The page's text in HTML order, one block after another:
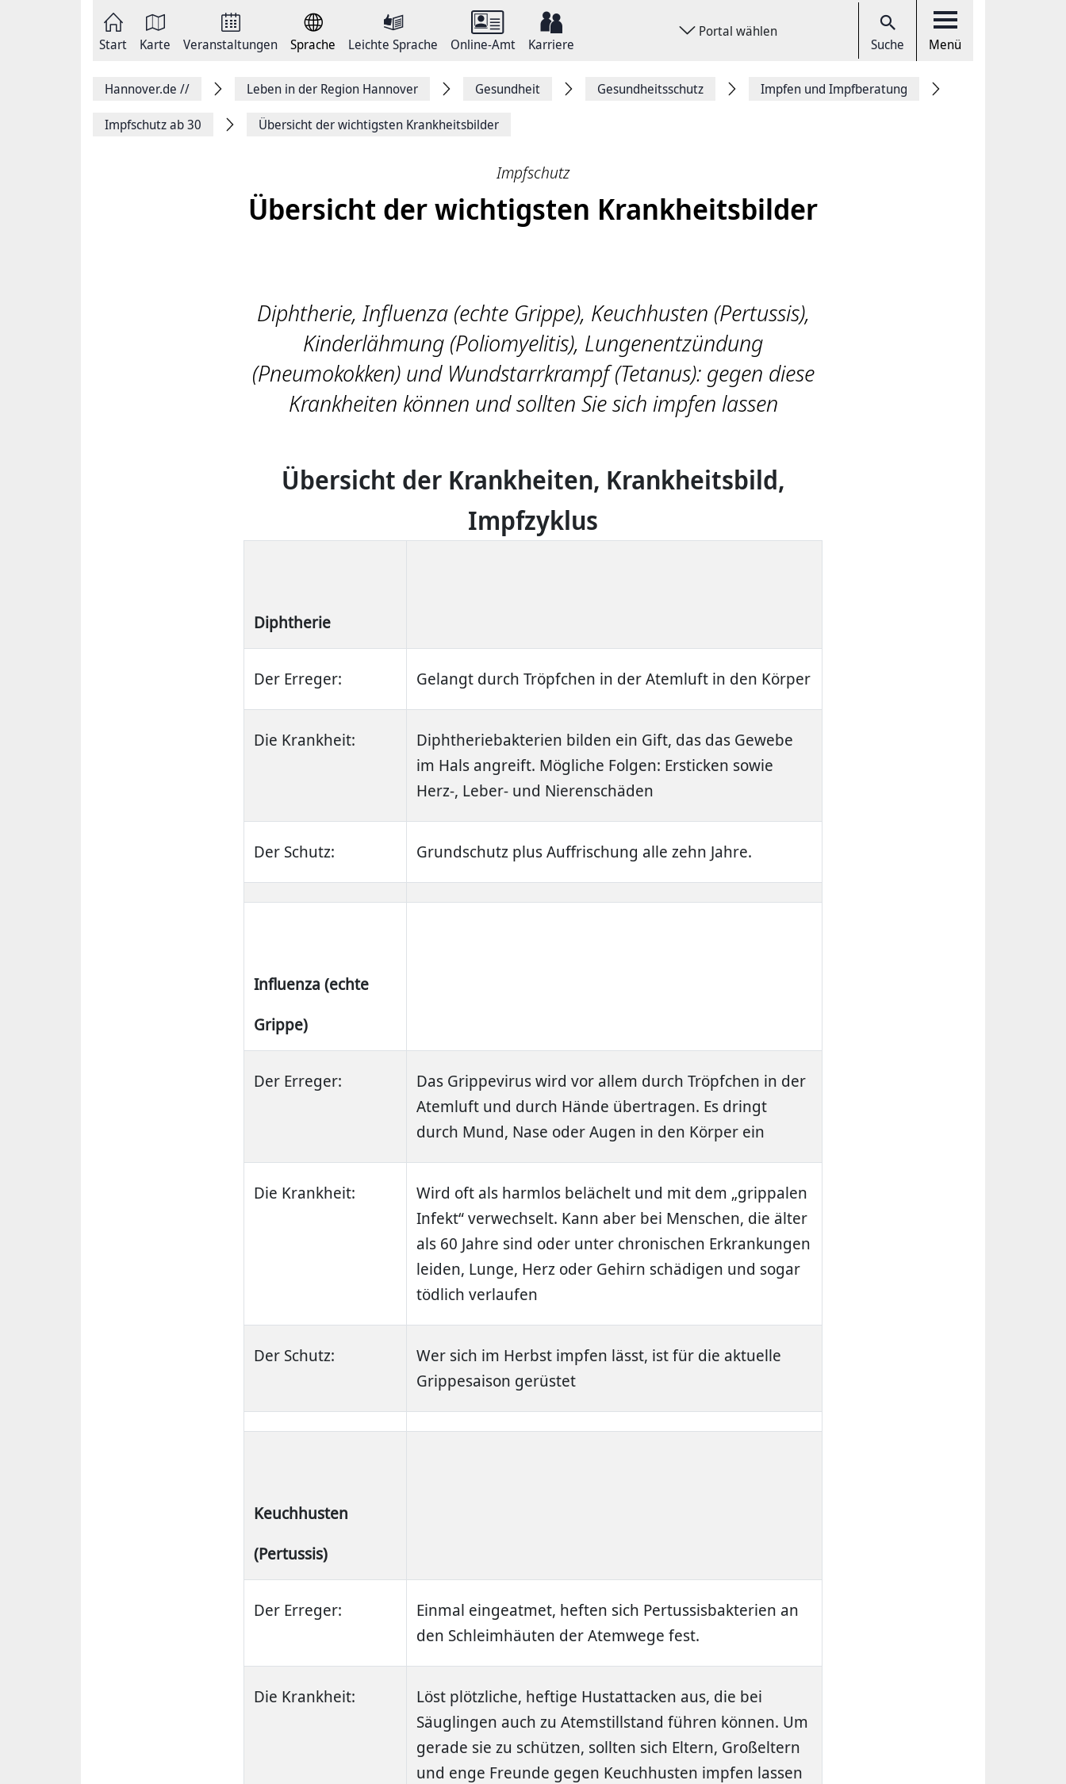
Start Karte Veranstaltungen Sprache Leichte Sprache Online-Amt Karriere
Portal wählen
Suche Menü
Hannover.de // Leben in der Region Hannover Gesundheit Gesundheitsschutz Impfen und Impfberatung
Impfschutz ab 30 Übersicht der wichtigsten Krankheitsbilder
Impfschutz
Übersicht der wichtigsten Krankheitsbilder
Diphtherie, Influenza (echte Grippe), Keuchhusten (Pertussis),
Kinderlähmung (Poliomyelitis), Lungenentzündung
(Pneumokokken) und Wundstarrkrampf (Tetanus): gegen diese
Krankheiten können und sollten Sie sich impfen lassen
Übersicht der Krankheiten, Krankheitsbild,
Impfzyklus
Diphtherie
Der Erreger: Gelangt durch Tröpfchen in der Atemluft in den Körper
Die Krankheit:
Diphtheriebakterien bilden ein Gift, das das Gewebe
im Hals angreift. Mögliche Folgen: Ersticken sowie
Herz-, Leber- und Nierenschäden
Der Schutz: Grundschutz plus Auffrischung alle zehn Jahre.
Influenza (echte
Grippe)
Der Erreger:
Das Grippevirus wird vor allem durch Tröpfchen in der
Atemluft und durch Hände übertragen. Es dringt
durch Mund, Nase oder Augen in den Körper ein
Die Krankheit:
Wird oft als harmlos belächelt und mit dem „grippalen
Infekt“ verwechselt. Kann aber bei Menschen, die älter
als 60 Jahre sind oder unter chronischen Erkrankungen
leiden, Lunge, Herz oder Gehirn schädigen und sogar
tödlich verlaufen
Der Schutz:
Wer sich im Herbst impfen lässt, ist für die aktuelle
Grippesaison gerüstet
Keuchhusten
(Pertussis)
Der Erreger:
Einmal eingeatmet, heften sich Pertussisbakterien an
den Schleimhäuten der Atemwege fest.
Die Krankheit:
Löst plötzliche, heftige Hustattacken aus, die bei
Säuglingen auch zu Atemstillstand führen können. Um
gerade sie zu schützen, sollten sich Eltern, Großeltern
und enge Freunde gegen Keuchhusten impfen lassen